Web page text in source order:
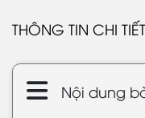
THÔNG TIN CHI
Nội dung